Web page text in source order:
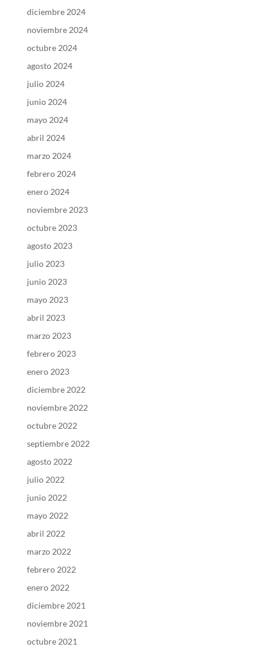
diciembre 2024
noviembre 2024
octubre 2024
agosto 2024
julio 2024
junio 2024
mayo 2024
abril 2024
marzo 2024
febrero 2024
enero 2024
noviembre 2023
octubre 2023
agosto 2023
julio 2023
junio 2023
mayo 2023
abril 2023
marzo 2023
febrero 2023
enero 2023
diciembre 2022
noviembre 2022
octubre 2022
septiembre 2022
agosto 2022
julio 2022
junio 2022
mayo 2022
abril 2022
marzo 2022
febrero 2022
enero 2022
diciembre 2021
noviembre 2021
octubre 2021